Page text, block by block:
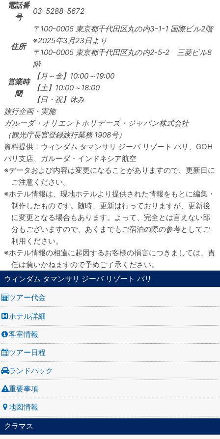
電話番
号
03-5288-5672
住所
〒100-0005 東京都千代田区丸の内3-1-1 国際ビル2階
※2025年3月23日より
〒100-0005 東京都千代田区丸の内2-5-2 三菱ビル8
階
営業時
間
【月～金】10:00～19:00
【土】10:00～18:00
【日・祝】休み
旅行企画・実施
ガルーダ・オリエントホリデーズ・ジャパン株式会社
（観光庁長官登録旅行業務 1908号）
資料提供：ウィンダム タマンサリ ジーバ リゾート バリ、GOH
バリ支店、ガルーダ・インドネシア航空
データおよび内容は変更になることがありますので、更新日に
ご注意ください。
ホテル情報は、現地ホテルより提供された情報をもとに編集・
制作したものです。随時、更新は行っておりますが、更新後
に変更となる場合もあります。よって、完全とは言えない部
分もございますので、あくまでもご宿泊の際の参考としてご
利用ください。
ホテル情報の相違に起因するお客様の損害につきましては、責
任は負いかねますので予めご了承ください。
ウィンダム タマンサリ ジーバ リゾート バリ
ツアー代金
ホテル詳細
客室情報
ツアー日程
ランドパック
重要事項
地図情報
クラマス